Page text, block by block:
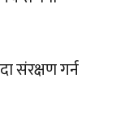
संरक्षण गर्न